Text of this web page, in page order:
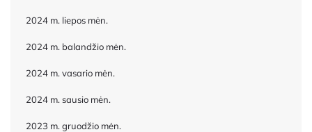
2024 m. liepos mėn.
2024 m. balandžio mėn.
2024 m. vasario mėn.
2024 m. sausio mėn.
2023 m. gruodžio mėn.